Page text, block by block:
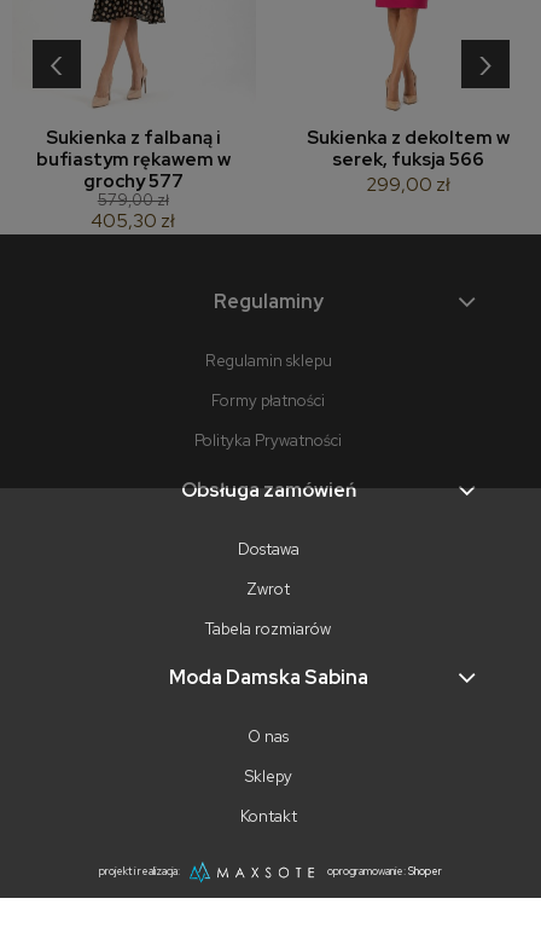
Sukienka z falbaną i
bufiastym rękawem w
grochy 577
579,00 zł
405,30 zł
Sukienka z dekoltem w
serek, fuksja 566
299,00 zł
‹ ›
Regulaminy
Regulamin sklepu
Formy płatności
Polityka Prywatności
Obsługa zamówień
Dostawa
Zwrot
Tabela rozmiarów
Moda Damska Sabina
O nas
Sklepy
Kontakt